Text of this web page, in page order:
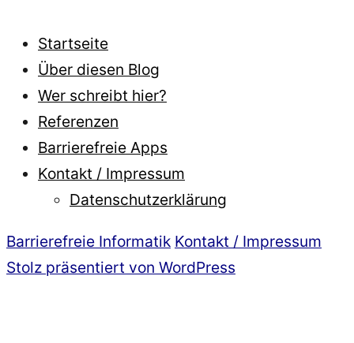
Startseite
Über diesen Blog
Wer schreibt hier?
Referenzen
Barrierefreie Apps
Kontakt / Impressum
Datenschutzerklärung
Barrierefreie Informatik Kontakt / Impressum
Stolz präsentiert von WordPress